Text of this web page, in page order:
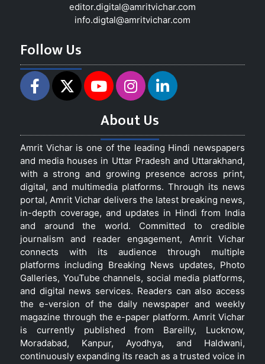
editor.digital@amritvichar.com
info.digtal@amritvichar.com
Follow Us
About Us
Amrit Vichar is one of the leading Hindi newspapers
and media houses in Uttar Pradesh and Uttarakhand,
with a strong and growing presence across print,
digital, and multimedia platforms. Through its news
portal, Amrit Vichar delivers the latest breaking news,
in-depth coverage, and updates in Hindi from India
and around the world. Committed to credible
journalism and reader engagement, Amrit Vichar
connects with its audience through multiple
platforms including Breaking News updates, Photo
Galleries, YouTube channels, social media platforms,
and digital news services. Readers can also access
the e-version of the daily newspaper and weekly
magazine through the e-paper platform. Amrit Vichar
is currently published from Bareilly, Lucknow,
Moradabad, Kanpur, Ayodhya, and Haldwani,
continuously expanding its reach as a trusted voice in